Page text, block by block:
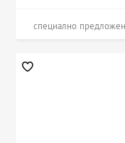
специално